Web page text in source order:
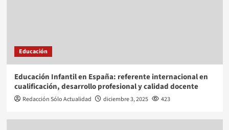
Educación
Educación Infantil en España: referente internacional en
cualificación, desarrollo profesional y calidad docente
Redacción Sólo Actualidad diciembre 3, 2025 423